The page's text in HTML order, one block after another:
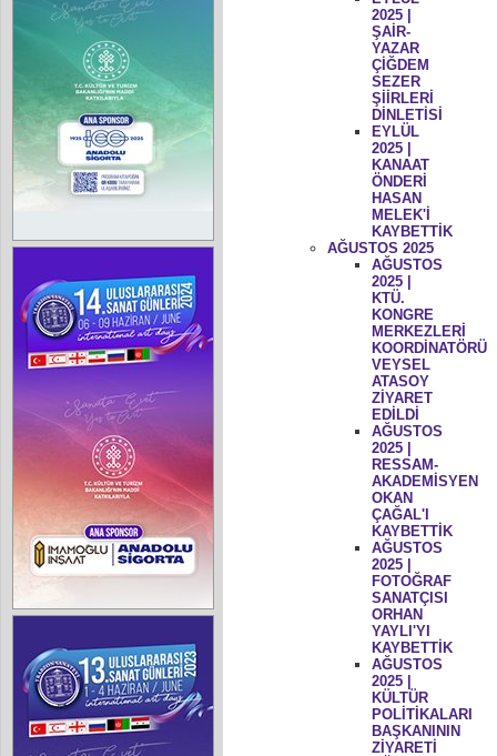
2025 |
ŞAİR-
YAZAR
ÇİĞDEM
SEZER
ŞİİRLERİ
DİNLETİSİ
EYLÜL
2025 |
KANAAT
ÖNDERİ
HASAN
MELEK'İ
KAYBETTİK
AĞUSTOS 2025
AĞUSTOS
2025 |
KTÜ.
KONGRE
MERKEZLERİ
KOORDİNATÖRÜ
VEYSEL
ATASOY
ZİYARET
EDİLDİ
AĞUSTOS
2025 |
RESSAM-
AKADEMİSYEN
OKAN
ÇAĞAL'I
KAYBETTİK
AĞUSTOS
2025 |
FOTOĞRAF
SANATÇISI
ORHAN
YAYLI'YI
KAYBETTİK
AĞUSTOS
2025 |
KÜLTÜR
POLİTİKALARI
BAŞKANININ
ZİYARETİ